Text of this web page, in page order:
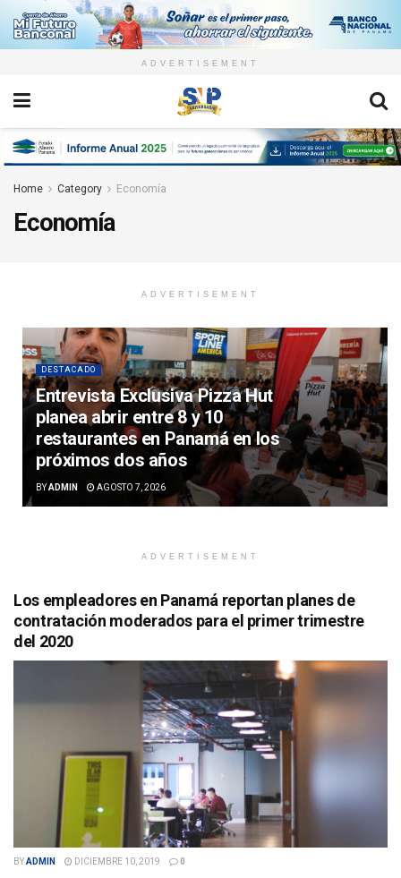
ADVERTISEMENT
Home Category Economía
Economía
ADVERTISEMENT
DESTACADO
Entrevista Exclusiva Pizza Hut
planea abrir entre 8 y 10
restaurantes en Panamá en los
próximos dos años
BYADMIN AGOSTO 7, 2026
ADVERTISEMENT
Los empleadores en Panamá reportan planes de
contratación moderados para el primer trimestre
del 2020
BYADMIN DICIEMBRE 10, 2019 0